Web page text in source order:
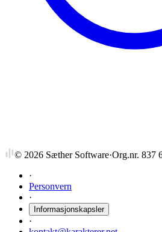
© 2026 Sæther Software·Org.nr. 837
·
Personvern
·
Informasjonskapsler
·